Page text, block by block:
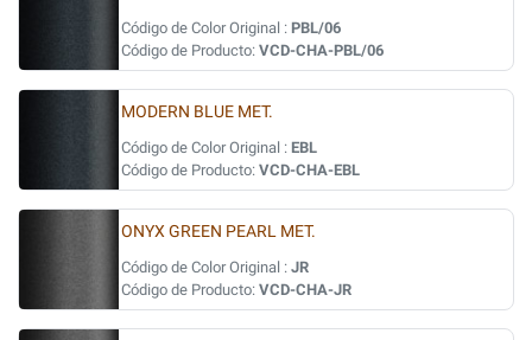
Código de Color Original : PBL/06
Código de Producto: VCD-CHA-PBL/06
MODERN BLUE MET.
Código de Color Original : EBL
Código de Producto: VCD-CHA-EBL
ONYX GREEN PEARL MET.
Código de Color Original : JR
Código de Producto: VCD-CHA-JR